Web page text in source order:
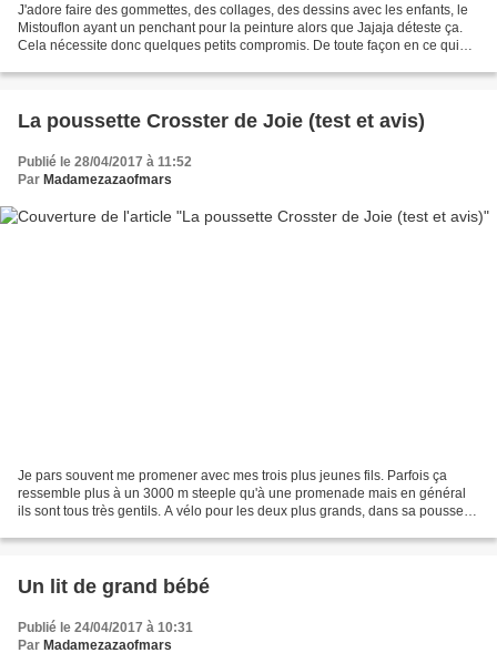
J'adore faire des gommettes, des collages, des dessins avec les enfants, le
Mistouflon ayant un penchant pour la peinture alors que Jajaja déteste ça.
Cela nécessite donc quelques petits compromis. De toute façon en ce qui
La poussette Crosster de Joie (test et avis)
Publié le 28/04/2017 à 11:52
Par Madamezazaofmars
Je pars souvent me promener avec mes trois plus jeunes fils. Parfois ça
ressemble plus à un 3000 m steeple qu'à une promenade mais en général
ils sont tous très gentils. A vélo pour les deux plus grands, dans sa poussette
Un lit de grand bébé
Publié le 24/04/2017 à 10:31
Par Madamezazaofmars